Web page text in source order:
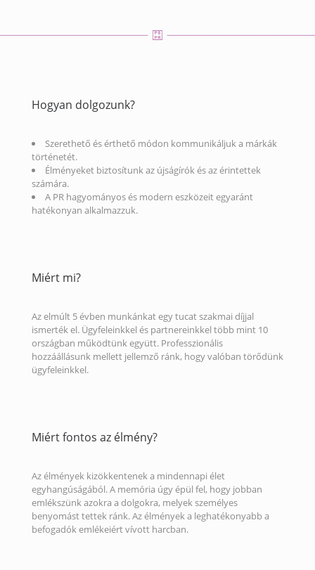
Hogyan dolgozunk?
Szerethető és érthető módon kommunikáljuk a márkák
történetét.
Élményeket biztosítunk az újságírók és az érintettek
számára.
A PR hagyományos és modern eszközeit egyaránt
hatékonyan alkalmazzuk.
Miért mi?
Az elmúlt 5 évben munkánkat egy tucat szakmai díjjal
ismerték el. Ügyfeleinkkel és partnereinkkel több mint 10
országban működtünk együtt. Professzionális
hozzáállásunk mellett jellemző ránk, hogy valóban törődünk
ügyfeleinkkel.
Miért fontos az élmény?
Az élmények kizökkentenek a mindennapi élet
egyhangúságából. A memória úgy épül fel, hogy jobban
emlékszünk azokra a dolgokra, melyek személyes
benyomást tettek ránk. Az élmények a leghatékonyabb a
befogadók emlékeiért vívott harcban.